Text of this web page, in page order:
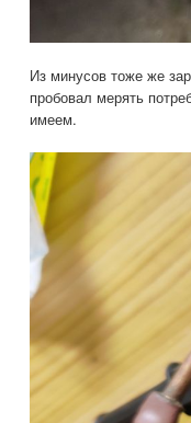
Из минусов тоже же
пробовал мерять
имеем.